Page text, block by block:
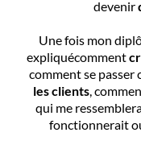
devenir
Une fois mon
expliquécomment
comment se passer
les clients,
qui me
fonctionnerait